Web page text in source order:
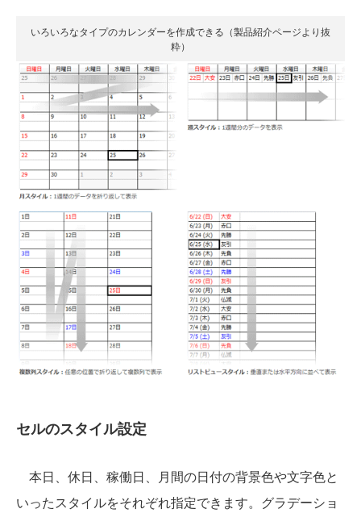
いろいろなタイプのカレンダーを作成できる（製品紹介ページより抜
粋）
セルのスタイル設定
本日、休日、稼働日、月間の日付の背景色や文字色と
いったスタイルをそれぞれ指定できます。グラデーショ